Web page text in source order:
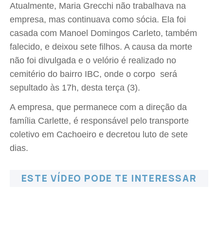
Atualmente, Maria Grecchi não trabalhava na
empresa, mas continuava como sócia. Ela foi
casada com Manoel Domingos Carleto, também
falecido, e deixou sete filhos. A causa da morte
não foi divulgada e o velório é realizado no
cemitério do bairro IBC, onde o corpo será
sepultado às 17h, desta terça (3).
A empresa, que permanece com a direção da
família Carlette, é responsável pelo transporte
coletivo em Cachoeiro e decretou luto de sete
dias.
ESTE VÍDEO PODE TE INTERESSAR